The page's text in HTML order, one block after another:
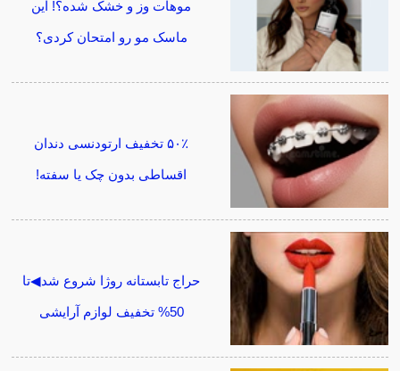
موهات وز و خشک شده؟! این
ماسک مو رو امتحان کردی؟
۵۰٪ تخفیف ارتودنسی دندان
اقساطی بدون چک یا سفته!
حراج تابستانه روژا شروع شد◀تا
50% تخفیف لوازم آرایشی